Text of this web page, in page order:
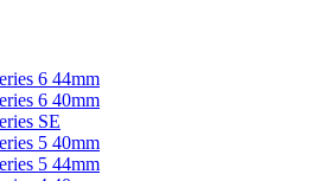
6 44mm
6 40mm
SE
5 40mm
5 44mm